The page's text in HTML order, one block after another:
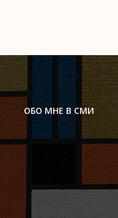
ОБО МНЕ В СМИ